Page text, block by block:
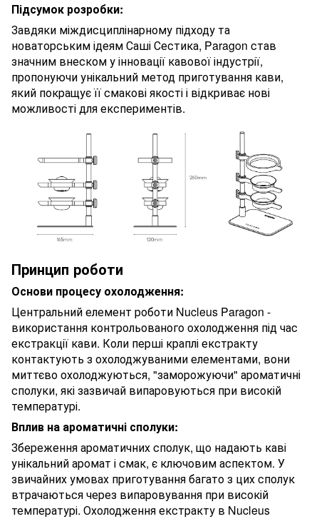
Підсумок розробки:
Завдяки міждисциплінарному підходу та
новаторським ідеям Саші Сестика, Paragon став
значним внеском у інновації кавової індустрії,
пропонуючи унікальний метод приготування кави,
який покращує її смакові якості і відкриває нові
можливості для експериментів.
Принцип роботи
Основи процесу охолодження:
Центральний елемент роботи Nucleus Paragon -
використання контрольованого охолодження під час
екстракції кави. Коли перші краплі екстракту
контактують з охолоджуваними елементами, вони
миттєво охолоджуються, "заморожуючи" ароматичні
сполуки, які зазвичай випаровуються при високій
температурі.
Вплив на ароматичні сполуки:
Збереження ароматичних сполук, що надають каві
унікальний аромат і смак, є ключовим аспектом. У
звичайних умовах приготування багато з цих сполук
втрачаються через випаровування при високій
температурі. Охолодження екстракту в Nucleus